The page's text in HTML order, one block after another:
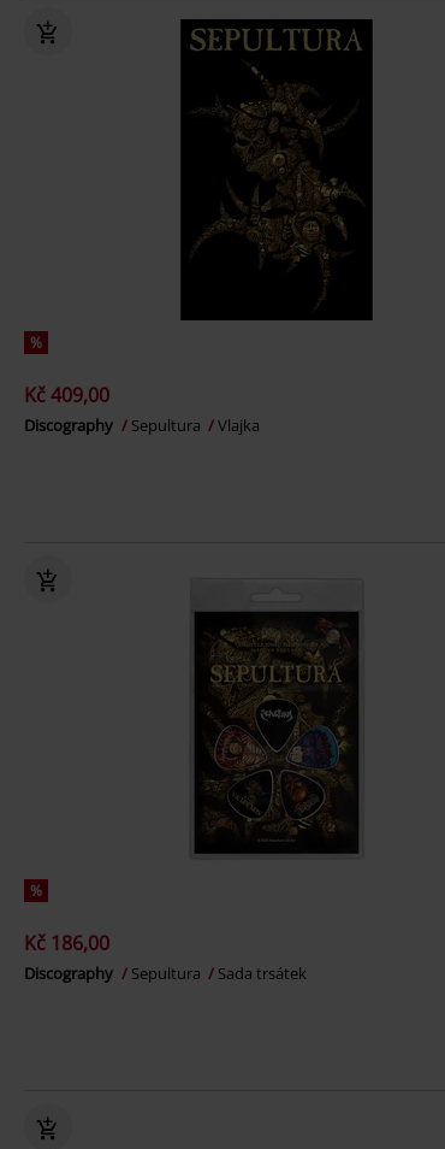
%
Kč 409,00
Discography Sepultura Vlajka
%
Kč 186,00
Discography Sepultura Sada trsátek